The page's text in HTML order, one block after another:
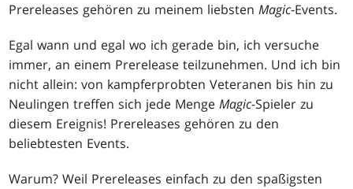
Prereleases gehören zu meinem liebstenMagic-Events.
Egal wann und egal wo ich gerade bin, ich versuche
immer, an einem Prerelease teilzunehmen. Und ich bin
nicht allein: von kampferprobten Veteranen bis hin zu
Neulingen treffen sich jede MengeMagic-Spieler zu
diesem Ereignis! Prereleases gehören zu den
beliebtesten Events.
Warum? Weil Prereleases einfach zu den spaßigsten